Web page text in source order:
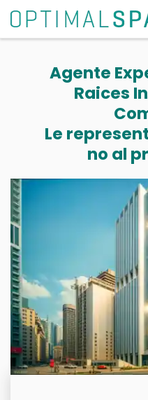
Agente
Raices
Le
no al